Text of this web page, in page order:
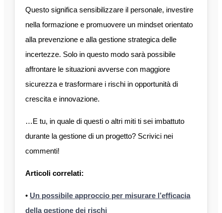
Questo significa sensibilizzare il personale, investire
nella formazione e promuovere un mindset orientato
alla prevenzione e alla gestione strategica delle
incertezze. Solo in questo modo sarà possibile
affrontare le situazioni avverse con maggiore
sicurezza e trasformare i rischi in opportunità di
crescita e innovazione.
…E tu, in quale di questi o altri miti ti sei imbattuto
durante la gestione di un progetto? Scrivici nei
commenti!
Articoli correlati:
• Un possibile approccio per misurare l’efficacia
della gestione dei rischi